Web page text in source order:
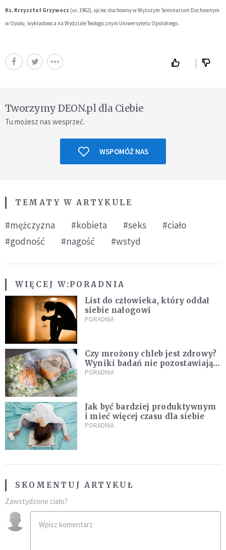
Ks. Krzysztof Grzywocz (ur. 1962), ojciec duchowny w Wyższym Seminarium Duchownym
w Opolu, wykładowca na Wydziale Teologicznym Uniwersytetu Opolskiego.
Tworzymy DEON.pl dla Ciebie
Tu możesz nas wesprzeć.
WSPOMÓŻ NAS
TEMATY W ARTYKULE
#mężczyzna #kobieta #seks
#ciało
#godność
#nagość #wstyd
WIĘCEJ W:PORADNIA
List do człowieka, który oddał
siebie nałogowi
PORADNIA
Czy mrożony chleb jest zdrowy?
Wyniki badań nie pozostawiają
złudzeń
PORADNIA
Jak być bardziej produktywnym
i mieć więcej czasu dla siebie
PORADNIA
SKOMENTUJ ARTYKUŁ
Zawstydzone ciało?